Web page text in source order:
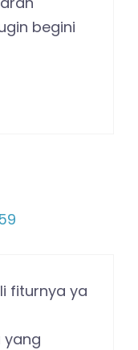
begini
fiturnya ya
yang